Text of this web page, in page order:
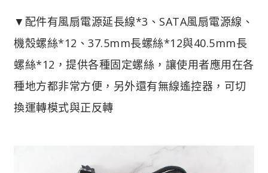
▼配件有風扇電源延長線*3、SATA風扇電源線、
機殼螺絲*12、37.5mm長螺絲*12與40.5mm長
螺絲*12，提供各種固定螺絲，讓使用者應用在各
種地方都非常方便，另外還有無線遙控器，可切
換運轉模式與正反轉